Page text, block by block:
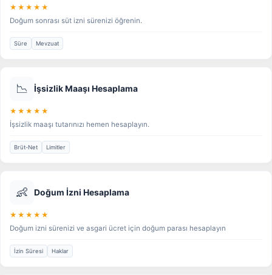
★★★★★
Doğum sonrası süt izni sürenizi öğrenin.
Süre Mevzuat
📉 İşsizlik Maaşı Hesaplama
★★★★★
İşsizlik maaşı tutarınızı hemen hesaplayın.
Brüt-Net Limitler
👶 Doğum İzni Hesaplama
★★★★★
Doğum izni sürenizi ve asgari ücret için doğum parası hesaplayın
İzin Süresi Haklar